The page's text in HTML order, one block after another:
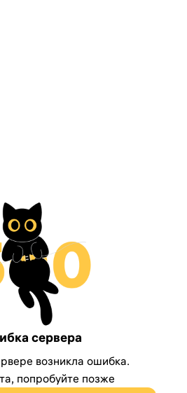
сервера
возникла ошибка.
попробуйте позже